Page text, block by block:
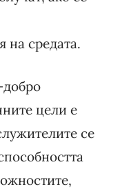
на средата.
цели е
се